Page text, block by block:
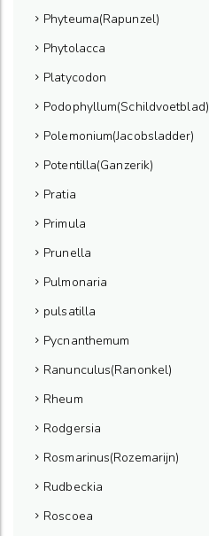
Phyteuma(Rapunzel)
Phytolacca
Platycodon
Podophyllum(Schildvoetblad)
Polemonium(Jacobsladder)
Potentilla(Ganzerik)
Pratia
Primula
Prunella
Pulmonaria
pulsatilla
Pycnanthemum
Ranunculus(Ranonkel)
Rheum
Rodgersia
Rosmarinus(Rozemarijn)
Rudbeckia
Roscoea